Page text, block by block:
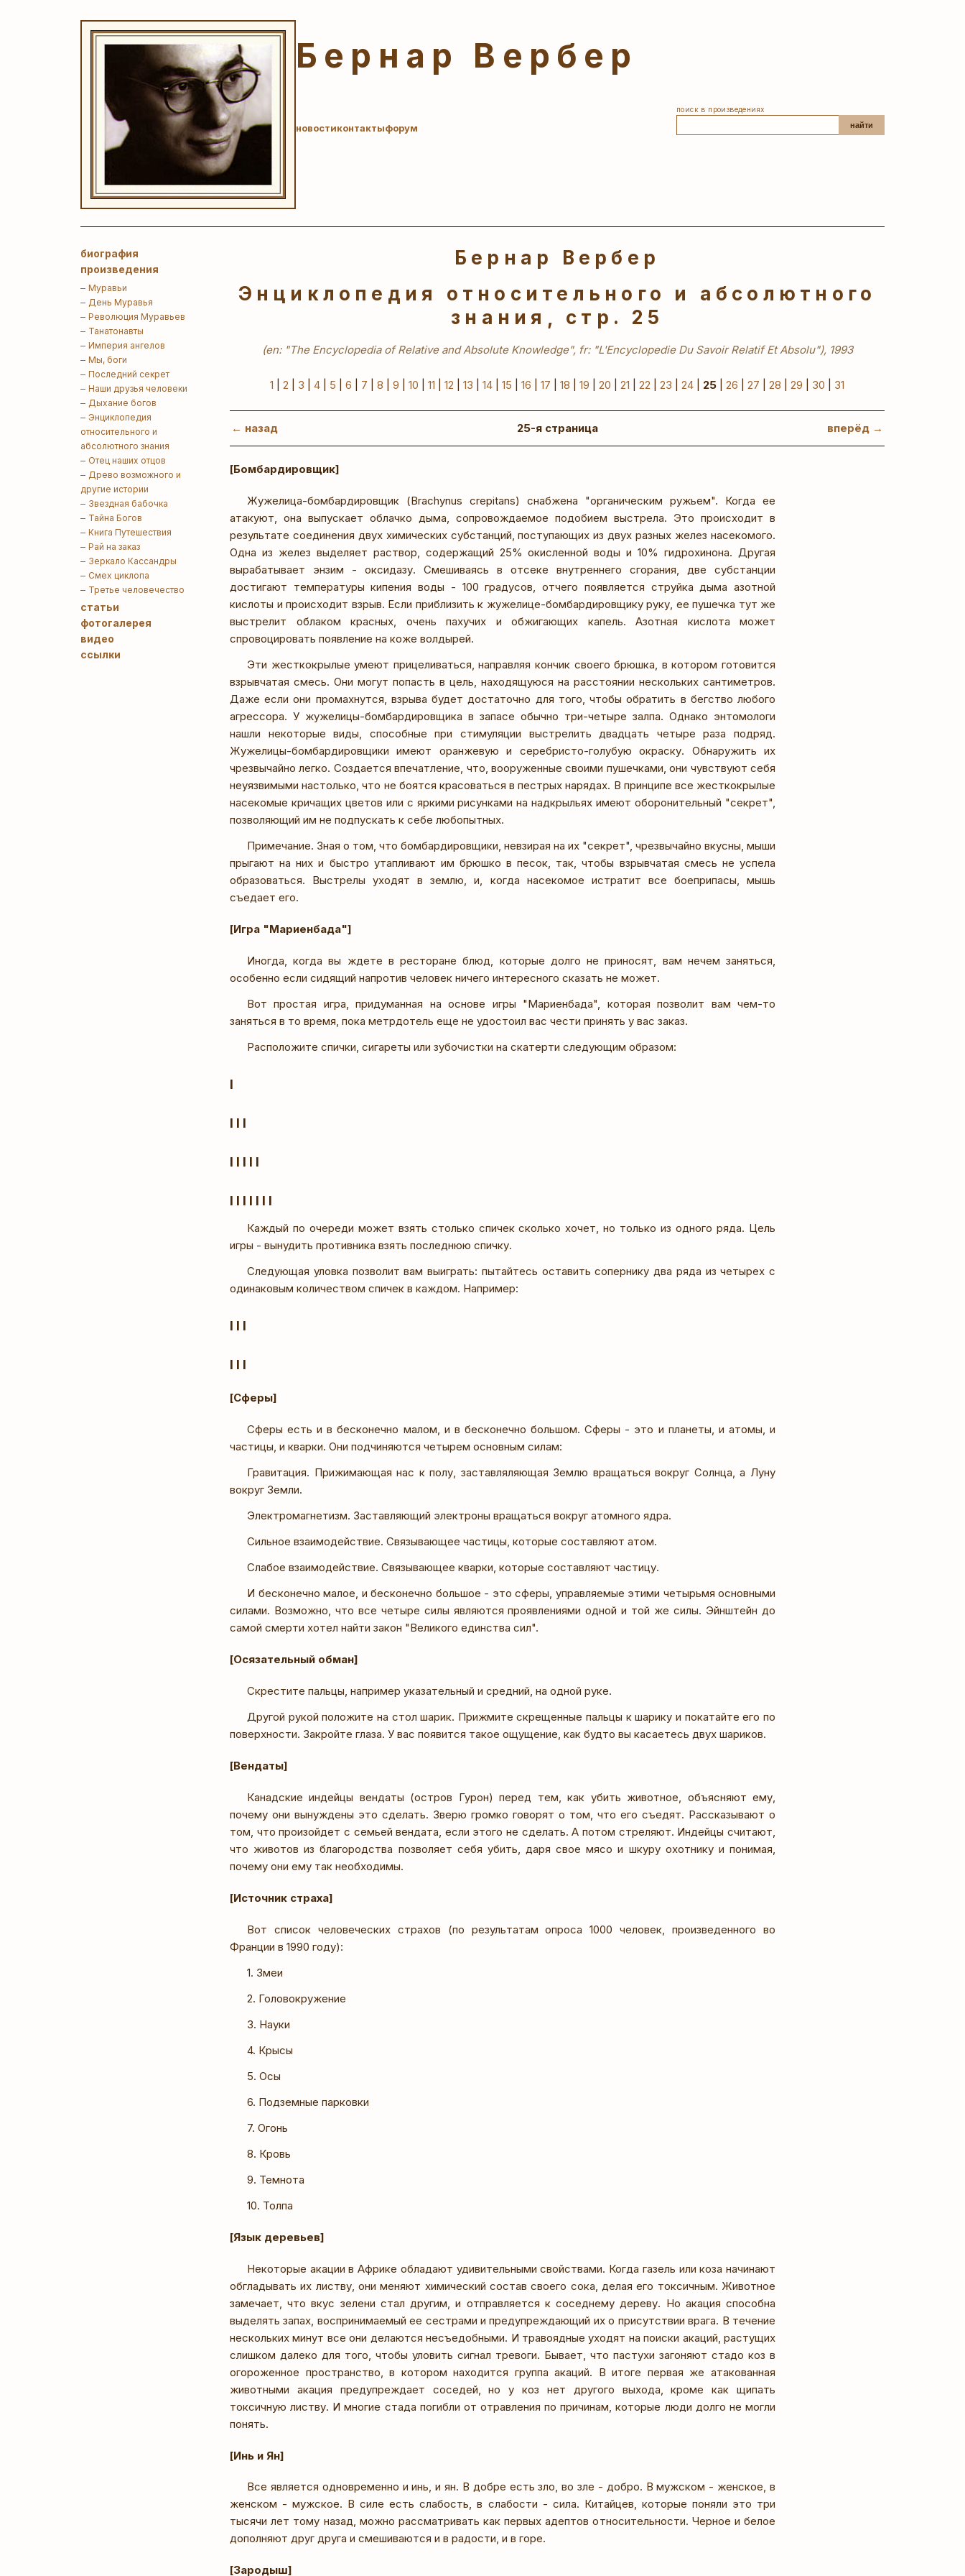
Бернар Вербер
новостиконтактыфорум
поиск в произведениях
найти
биография
произведения
Муравьи
День Муравья
Революция Муравьев
Танатонавты
Империя ангелов
Мы, боги
Последний секрет
Наши друзья человеки
Дыхание богов
Энциклопедия
относительного и
абсолютного знания
Отец наших отцов
Древо возможного и
другие истории
Звездная бабочка
Тайна Богов
Книга Путешествия
Рай на заказ
Зеркало Кассандры
Смех циклопа
Третье человечество
статьи
фотогалерея
видео
ссылки
Бернар Вербер
Энциклопедия относительного и абсолютного
знания, стр. 25
(en: "The Encyclopedia of Relative and Absolute Knowledge", fr: "L'Encyclopedie Du Savoir Relatif Et Absolu"), 1993
1 2 3 4 5 6 7 8 9 10 11 12 13 14 15 16 17 18 19 20 21 22 23 24 25 26 27 28 29 30 31
← назад 25-я страница вперёд →
[Бомбардировщик]
Жужелица-бомбардировщик (Brachynus crepitans) снабжена "органическим ружьем". Когда ее
атакуют, она выпускает облачко дыма, сопровождаемое подобием выстрела. Это происходит в
результате соединения двух химических субстанций, поступающих из двух разных желез насекомого.
Одна из желез выделяет раствор, содержащий 25% окисленной воды и 10% гидрохинона. Другая
вырабатывает энзим - оксидазу. Смешиваясь в отсеке внутреннего сгорания, две субстанции
достигают температуры кипения воды - 100 градусов, отчего появляется струйка дыма азотной
кислоты и происходит взрыв. Если приблизить к жужелице-бомбардировщику руку, ее пушечка тут же
выстрелит облаком красных, очень пахучих и обжигающих капель. Азотная кислота может
спровоцировать появление на коже волдырей.
Эти жесткокрылые умеют прицеливаться, направляя кончик своего брюшка, в котором готовится
взрывчатая смесь. Они могут попасть в цель, находящуюся на расстоянии нескольких сантиметров.
Даже если они промахнутся, взрыва будет достаточно для того, чтобы обратить в бегство любого
агрессора. У жужелицы-бомбардировщика в запасе обычно три-четыре залпа. Однако энтомологи
нашли некоторые виды, способные при стимуляции выстрелить двадцать четыре раза подряд.
Жужелицы-бомбардировщики имеют оранжевую и серебристо-голубую окраску. Обнаружить их
чрезвычайно легко. Создается впечатление, что, вооруженные своими пушечками, они чувствуют себя
неуязвимыми настолько, что не боятся красоваться в пестрых нарядах. В принципе все жесткокрылые
насекомые кричащих цветов или с яркими рисунками на надкрыльях имеют оборонительный "секрет",
позволяющий им не подпускать к себе любопытных.
Примечание. Зная о том, что бомбардировщики, невзирая на их "секрет", чрезвычайно вкусны, мыши
прыгают на них и быстро утапливают им брюшко в песок, так, чтобы взрывчатая смесь не успела
образоваться. Выстрелы уходят в землю, и, когда насекомое истратит все боеприпасы, мышь
съедает его.
[Игра "Мариенбада"]
Иногда, когда вы ждете в ресторане блюд, которые долго не приносят, вам нечем заняться,
особенно если сидящий напротив человек ничего интересного сказать не может.
Вот простая игра, придуманная на основе игры "Мариенбада", которая позволит вам чем-то
заняться в то время, пока метрдотель еще не удостоил вас чести принять у вас заказ.
Расположите спички, сигареты или зубочистки на скатерти следующим образом:
I
I I I
I I I I I
I I I I I I I
Каждый по очереди может взять столько спичек сколько хочет, но только из одного ряда. Цель
игры - вынудить противника взять последнюю спичку.
Следующая уловка позволит вам выиграть: пытайтесь оставить сопернику два ряда из четырех с
одинаковым количеством спичек в каждом. Например:
I I I
I I I
[Сферы]
Сферы есть и в бесконечно малом, и в бесконечно большом. Сферы - это и планеты, и атомы, и
частицы, и кварки. Они подчиняются четырем основным силам:
Гравитация. Прижимающая нас к полу, заставляляющая Землю вращаться вокруг Солнца, a Луну
вокруг Земли.
Электромагнетизм. Заставляющий электроны вращаться вокруг атомного ядра.
Сильное взаимодействие. Связывающее частицы, которые составляют атом.
Слабое взаимодействие. Связывающее кварки, которые составляют частицу.
И бесконечно малое, и бесконечно большое - это сферы, управляемые этими четырьмя основными
силами. Возможно, что все четыре силы являются проявлениями одной и той же силы. Эйнштейн до
самой смерти хотел найти закон "Великого единства сил".
[Осязательный обман]
Скрестите пальцы, например указательный и средний, на одной руке.
Другой рукой положите на стол шарик. Прижмите скрещенные пальцы к шарику и покатайте его по
поверхности. Закройте глаза. У вас появится такое ощущение, как будто вы касаетесь двух шариков.
[Вендаты]
Канадские индейцы вендаты (остров Гурон) перед тем, как убить животное, объясняют ему,
почему они вынуждены это сделать. Зверю громко говорят о том, что его съедят. Рассказывают о
том, что произойдет с семьей вендата, если этого не сделать. А потом стреляют. Индейцы считают,
что животов из благородства позволяет себя убить, даря свое мясо и шкуру охотнику и понимая,
почему они ему так необходимы.
[Источник страха]
Вот список человеческих страхов (по результатам опроса 1000 человек, произведенного во
Франции в 1990 году):
1. Змеи
2. Головокружение
3. Науки
4. Крысы
5. Осы
6. Подземные парковки
7. Огонь
8. Кровь
9. Темнота
10. Толпа
[Язык деревьев]
Некоторые акации в Африке обладают удивительными свойствами. Когда газель или коза начинают
обгладывать их листву, они меняют химический состав своего сока, делая его токсичным. Животное
замечает, что вкус зелени стал другим, и отправляется к соседнему дереву. Но акация способна
выделять запах, воспринимаемый ее сестрами и предупреждающий их о присутствии врага. В течение
нескольких минут все они делаются несъедобными. И травоядные уходят на поиски акаций, растущих
слишком далеко для того, чтобы уловить сигнал тревоги. Бывает, что пастухи загоняют стадо коз в
огороженное пространство, в котором находится группа акаций. В итоге первая же атакованная
животными акация предупреждает соседей, но у коз нет другого выхода, кроме как щипать
токсичную листву. И многие стада погибли от отравления по причинам, которые люди долго не могли
понять.
[Инь и Ян]
Все является одновременно и инь, и ян. В добре есть зло, во зле - добро. В мужском - женское, в
женском - мужское. В силе есть слабость, в слабости - сила. Китайцев, которые поняли это три
тысячи лет тому назад, можно рассматривать как первых адептов относительности. Черное и белое
дополняют друг друга и смешиваются и в радости, и в горе.
[Зародыш]